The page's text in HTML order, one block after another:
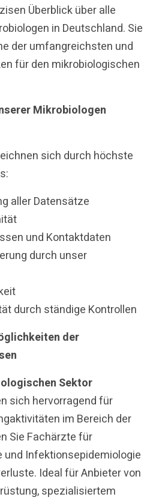
Überblick über alle
in Deutschland. Sie
der umfangreichsten und
für den mikrobiologischen
Mikrobiologen
sich durch höchste
aller Datensätze
und Kontaktdaten
durch unser
durch ständige Kontrollen
der
Sektor
sich hervorragend für
im Bereich der
Sie Fachärzte für
und Infektionsepidemiologie
Ideal für Anbieter von
spezialisiertem